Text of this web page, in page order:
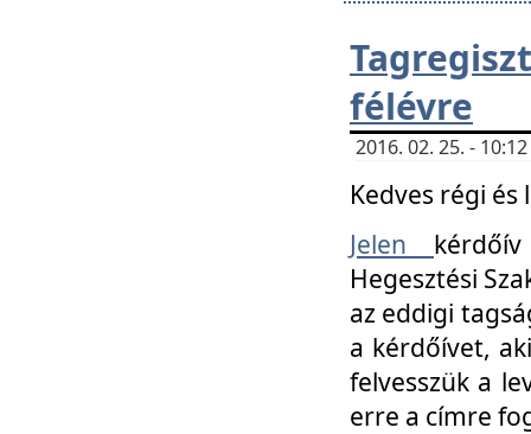
félévre
2016. 02. 25. -
Kedves régi
Jelen
Hegesztési
az eddigi
a kérdőívet,
felvesszük a
erre a címre